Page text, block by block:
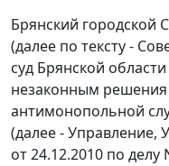
Брянский городской
(далее по тексту -
суд Брянской
незаконным
антимонопольной
(далее -
от 24.12.2010 по делу